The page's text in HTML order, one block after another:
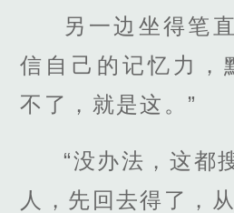
另一边坐得笔
信自己的记忆力，
不了，就是这。”
“没办法，这都
人，先回去得了，